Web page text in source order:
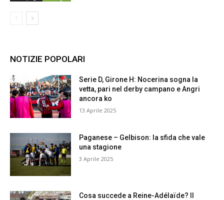
NOTIZIE POPOLARI
Serie D, Girone H: Nocerina sogna la
vetta, pari nel derby campano e Angri
ancora ko
13 Aprile 2025
Paganese – Gelbison: la sfida che vale
una stagione
3 Aprile 2025
Cosa succede a Reine-Adélaïde? Il